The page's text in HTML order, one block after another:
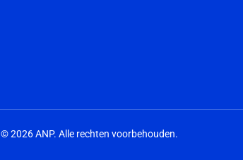
© 2026 ANP. Alle rechten voorbehouden.